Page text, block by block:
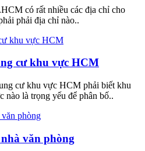
có rất nhiều các địa chỉ cho
phải địa chỉ nào..
cư khu vực HCM
cư khu vực HCM phải biết khu
nào là trọng yếu để phân bố..
văn phòng